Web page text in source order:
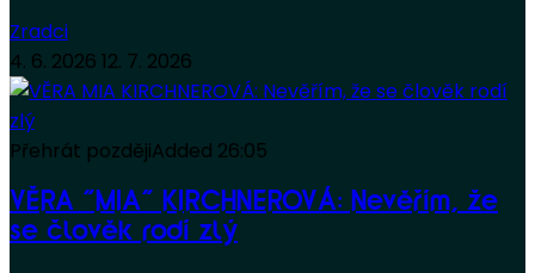
Zradci
4. 6. 2026 12. 7. 2026
Přehrát pozdějiAdded 26:05
VĚRA “MIA” KIRCHNEROVÁ: Nevěřím, že
se člověk rodí zlý